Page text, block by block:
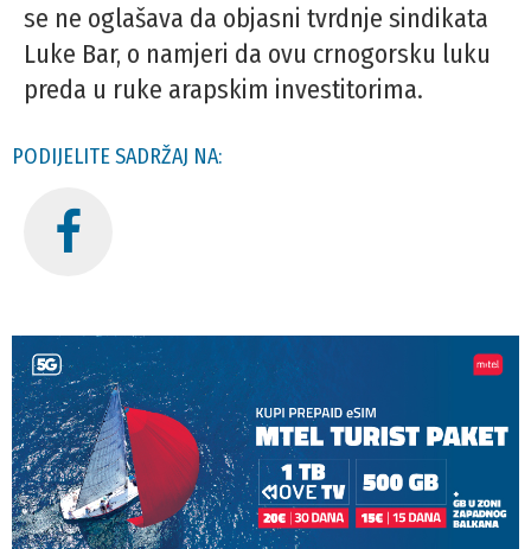
se ne oglašava da objasni tvrdnje sindikata
Luke Bar, o namjeri da ovu crnogorsku luku
preda u ruke arapskim investitorima.
PODIJELITE SADRŽAJ NA: